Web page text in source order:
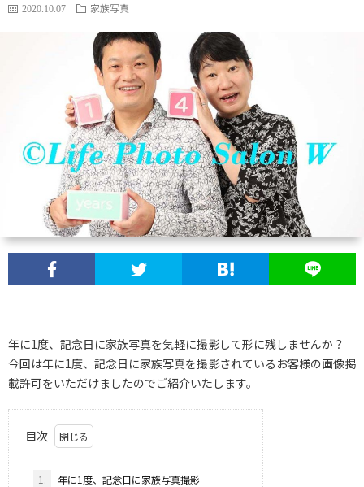
2020.10.07 家族写真
年に1度、記念日に家族写真を気軽に撮影して形に残しませんか？
今回は年に1度、記念日に家族写真を撮影されているお客様の画像掲
載許可をいただけましたのでご紹介いたします。
目次
1. 年に1度、記念日に家族写真撮影